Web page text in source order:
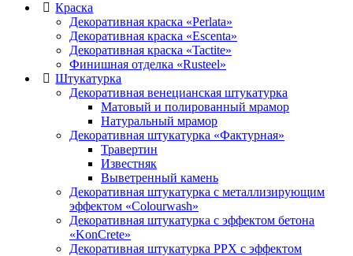
Краска
Декоративная краска «Perlata»
Декоративная краска «Escenta»
Декоративная краска «Tactite»
Финишная отделка «Rusteel»
Штукатурка
Декоративная венецианская штукатурка
Матовый и полированный мрамор
Натуральный мрамор
Декоративная штукатурка «Фактурная»
Травертин
Известняк
Выветренный камень
Декоративная штукатурка с металлизирующим
эффектом «Colourwash»
Декоративная штукатурка с эффектом бетона
«KonCrete»
Декоративная штукатурка PPX с эффектом